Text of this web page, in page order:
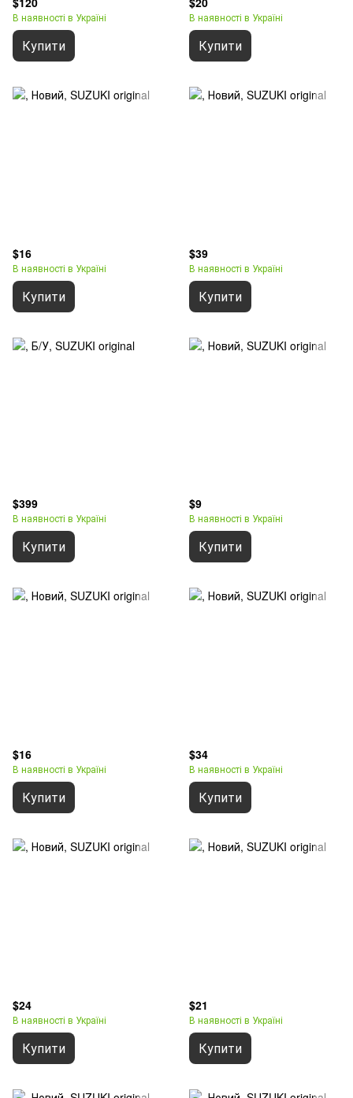
В наявності в Україні
Купити
В наявності в Україні
Купити
$16
В наявності в Україні
Купити
$39
В наявності в Україні
Купити
$399
В наявності в Україні
Купити
$9
В наявності в Україні
Купити
$16
В наявності в Україні
Купити
$34
В наявності в Україні
Купити
$24
В наявності в Україні
Купити
$21
В наявності в Україні
Купити